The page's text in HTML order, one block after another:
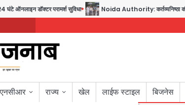
डॉक्टर परामर्श सुविधा Noida Authority: कर्तव्यनिष्ठा की
एनसीआर
राज्य
खेल लाईफ स्टाइल बिजनेस